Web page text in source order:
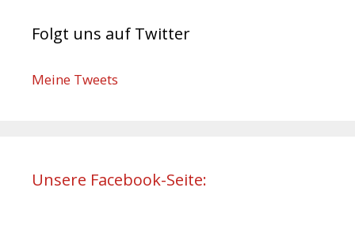
Folgt uns auf Twitter
Meine Tweets
Unsere Facebook-Seite: